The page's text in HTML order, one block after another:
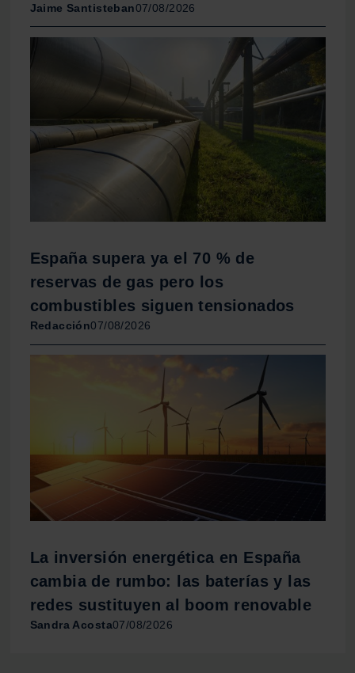
Jaime Santisteban07/08/2026
España supera ya el 70 % de
reservas de gas pero los
combustibles siguen tensionados
Redacción07/08/2026
La inversión energética en España
cambia de rumbo: las baterías y las
redes sustituyen al boom renovable
Sandra Acosta07/08/2026